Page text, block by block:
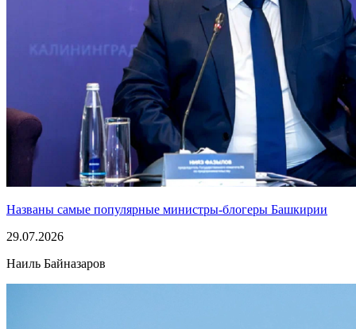
Названы самые популярные министры-блогеры Башкирии
29.07.2026
Наиль Байназаров